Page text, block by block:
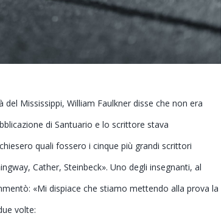
Mississippi, William Faulkner disse che non era
di Santuario e lo scrittore stava
quali fossero i cinque più grandi scrittori
Cather, Steinbeck». Uno degli insegnanti, al
«Mi dispiace che stiamo mettendo alla prova la
volte: